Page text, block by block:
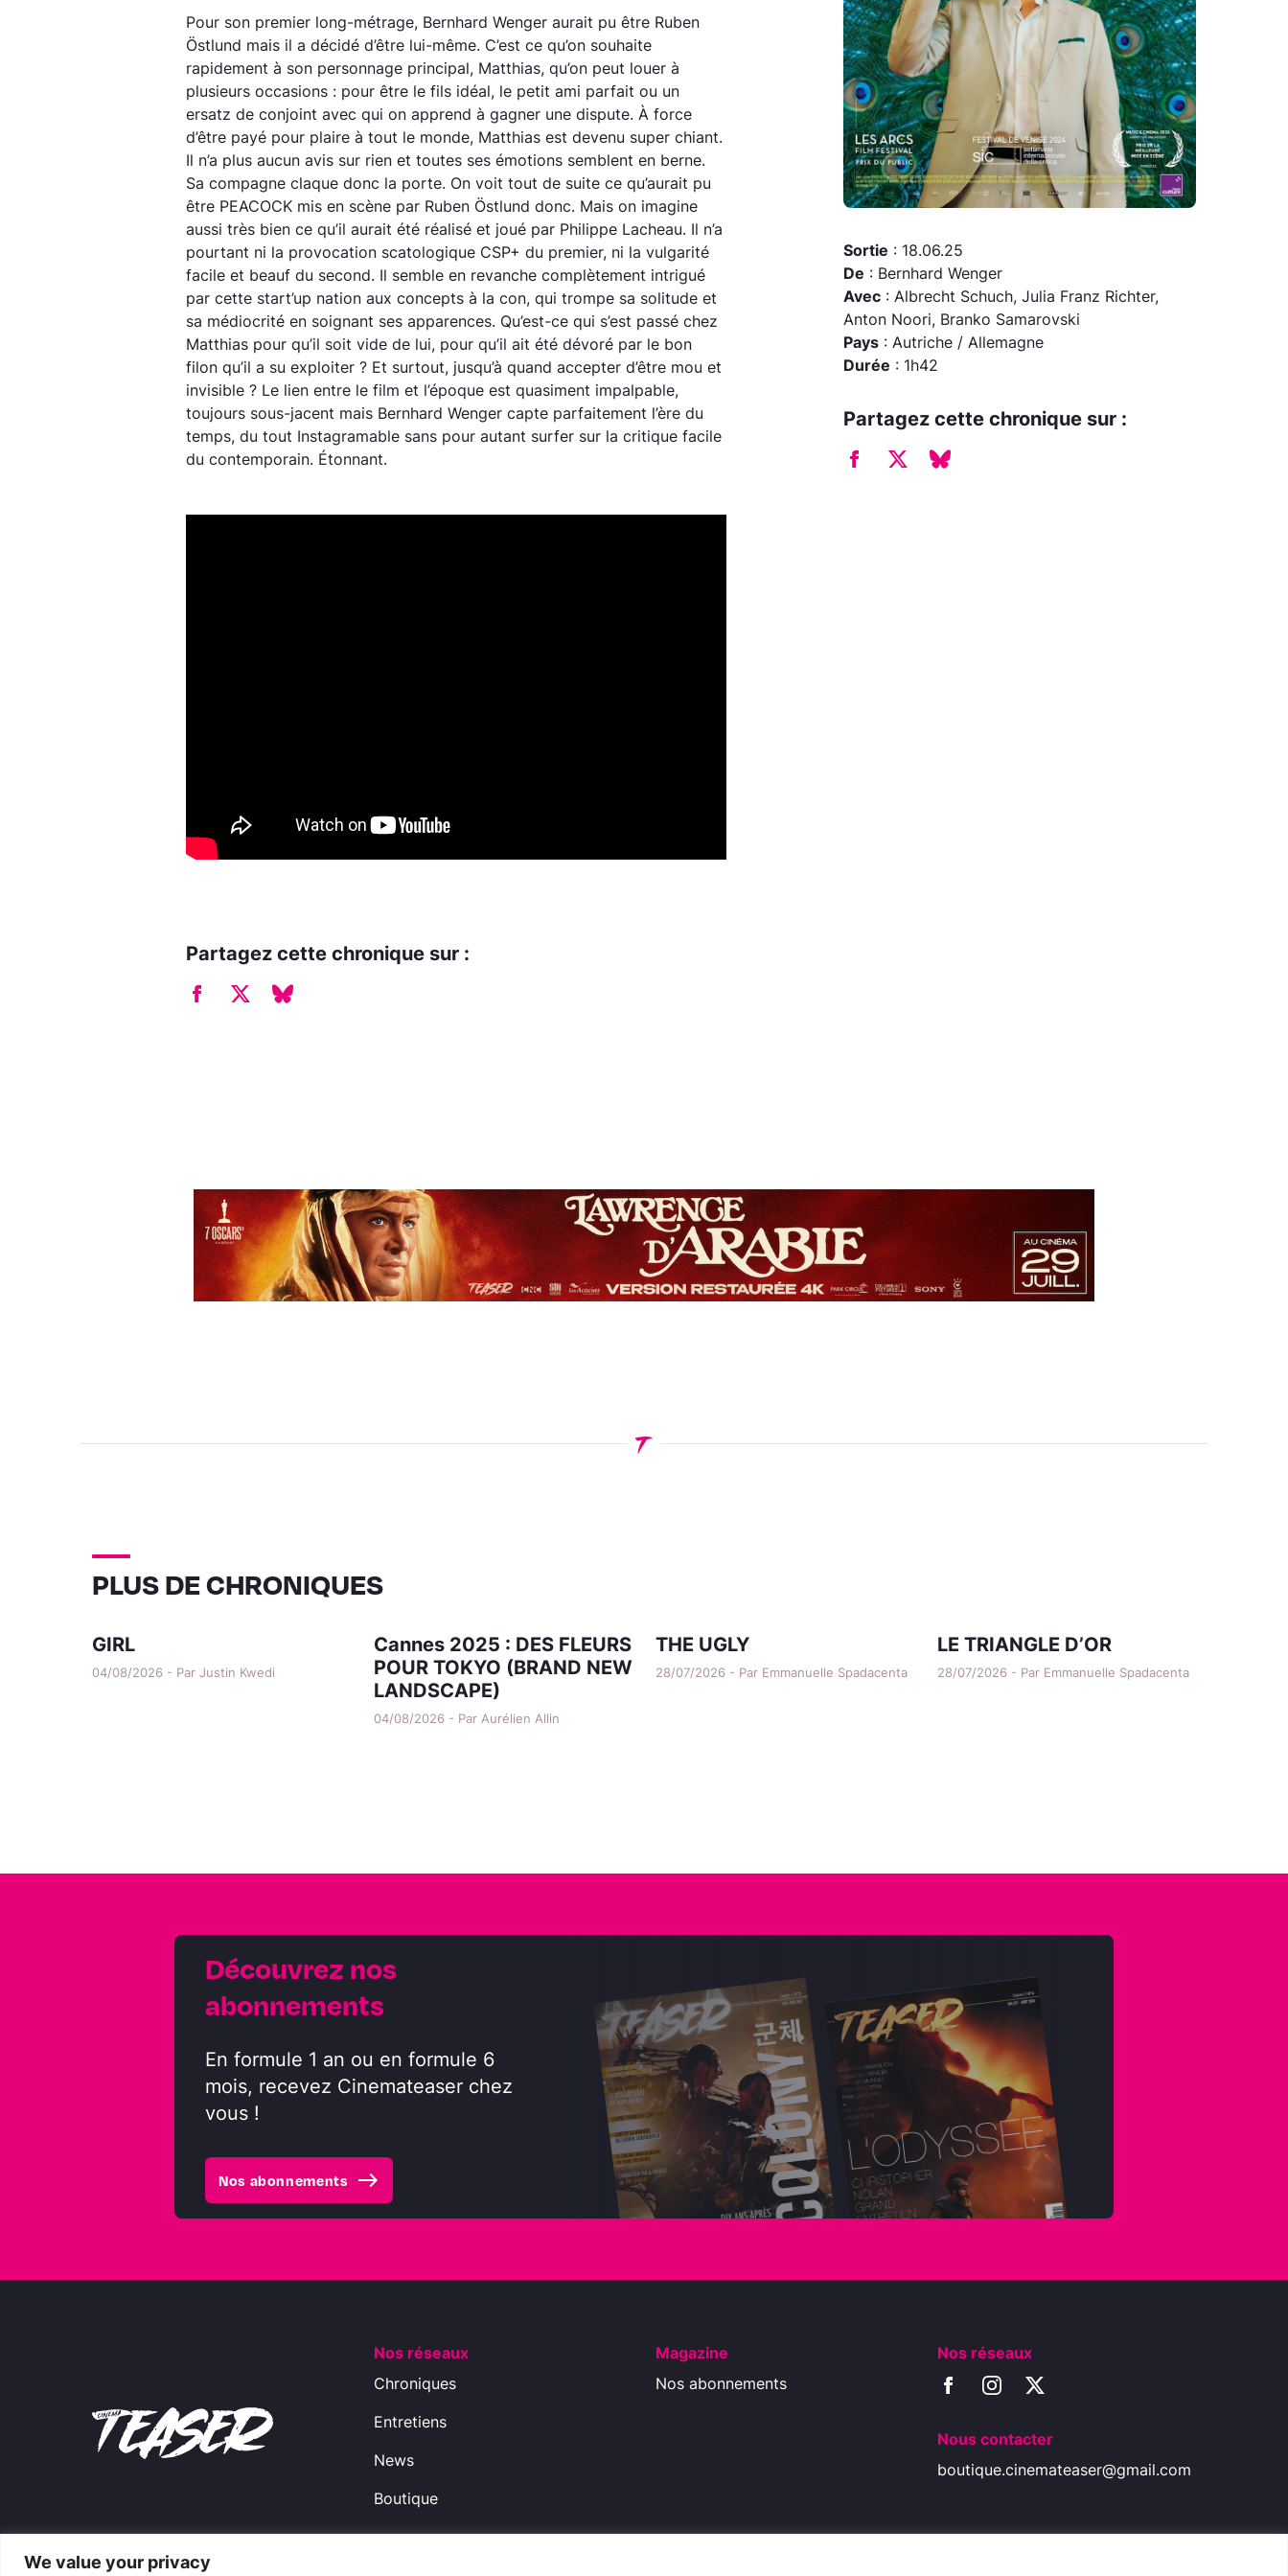
We value your privacy
Pour son premier long-métrage, Bernhard Wenger aurait pu être Ruben
Östlund mais il a décidé d’être lui-même. C’est ce qu’on souhaite
rapidement à son personnage principal, Matthias, qu’on peut louer à
plusieurs occasions : pour être le fils idéal, le petit ami parfait ou un
ersatz de conjoint avec qui on apprend à gagner une dispute. À force
d’être payé pour plaire à tout le monde, Matthias est devenu super chiant.
Il n’a plus aucun avis sur rien et toutes ses émotions semblent en berne.
Sa compagne claque donc la porte. On voit tout de suite ce qu’aurait pu
être PEACOCK mis en scène par Ruben Östlund donc. Mais on imagine
aussi très bien ce qu’il aurait été réalisé et joué par Philippe Lacheau. Il n’a
pourtant ni la provocation scatologique CSP+ du premier, ni la vulgarité
facile et beauf du second. Il semble en revanche complètement intrigué
par cette start’up nation aux concepts à la con, qui trompe sa solitude et
sa médiocrité en soignant ses apparences. Qu’est-ce qui s’est passé chez
Matthias pour qu’il soit vide de lui, pour qu’il ait été dévoré par le bon
filon qu’il a su exploiter ? Et surtout, jusqu’à quand accepter d’être mou et
invisible ? Le lien entre le film et l’époque est quasiment impalpable,
toujours sous-jacent mais Bernhard Wenger capte parfaitement l’ère du
temps, du tout Instagramable sans pour autant surfer sur la critique facile
du contemporain. Étonnant.
Partagez cette chronique sur :
Sortie : 18.06.25
De : Bernhard Wenger
Avec : Albrecht Schuch, Julia Franz Richter,
Anton Noori, Branko Samarovski
Pays : Autriche / Allemagne
Durée : 1h42
Partagez cette chronique sur :
PLUS DE CHRONIQUES
GIRL
04/08/2026 - Par Justin Kwedi
Cannes 2025 : DES FLEURS
POUR TOKYO (BRAND NEW
LANDSCAPE)
04/08/2026 - Par Aurélien Allin
THE UGLY
28/07/2026 - Par Emmanuelle Spadacenta
LE TRIANGLE D’OR
28/07/2026 - Par Emmanuelle Spadacenta
Découvrez nos
abonnements
En formule 1 an ou en formule 6
mois, recevez Cinemateaser chez
vous !
Nos abonnements east
Nos réseaux
Chroniques
Entretiens
News
Boutique
Magazine
Nos abonnements
Nos réseaux
Nous contacter
boutique.cinemateaser@gmail.com